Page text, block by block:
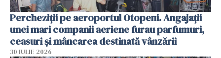
Percheziții pe aeroportul Otopeni. Angajații
unei mari companii aeriene furau parfumuri,
ceasuri și mâncarea destinată vânzării
30 IULIE 2026